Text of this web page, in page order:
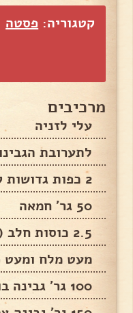
קטגוריה: פסטה
מרכיבים
עלי לזניה
לתערובת
2 כפות גדושות קמח רגיל
50 גר' חמאה
2.5 כוסות חלב (חד''פ לשתייה חמה)
מעט מלח ומעט
100 גר' גבינה בולגרית מפוררת